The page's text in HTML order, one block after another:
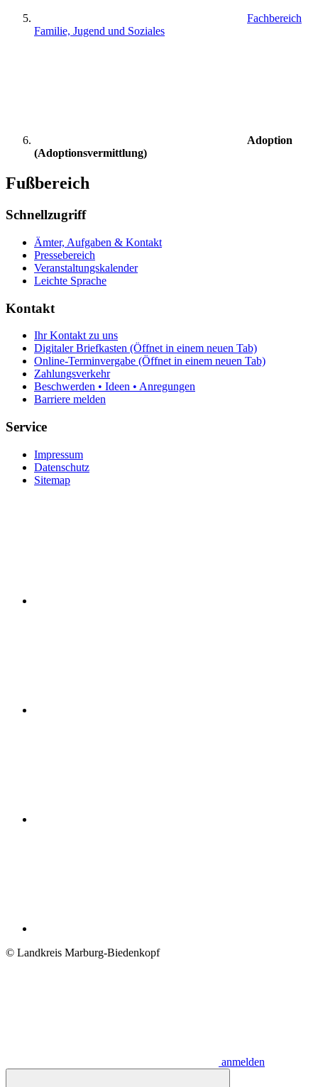
Fachbereich
Familie, Jugend und Soziales
Adoption
(Adoptionsvermittlung)
Fußbereich
Schnellzugriff
Ämter, Aufgaben & Kontakt
Pressebereich
Veranstaltungskalender
Leichte Sprache
Kontakt
Ihr Kontakt zu uns
Digitaler Briefkasten (Öffnet in einem neuen Tab)
Online-Terminvergabe (Öffnet in einem neuen Tab)
Zahlungsverkehr
Beschwerden • Ideen • Anregungen
Barriere melden
Service
Impressum
Datenschutz
Sitemap
© Landkreis Marburg-Biedenkopf
anmelden